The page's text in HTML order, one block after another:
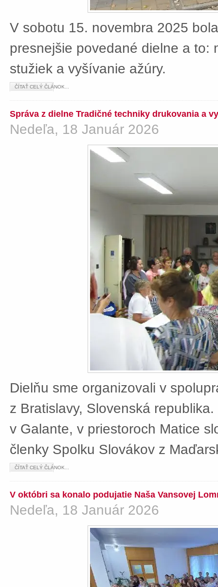
V sobotu 15. novembra 2025
presnejšie povedané dielne a to:
stužiek a vyšívanie ažúry.
ČÍTAŤ CELÝ ČLÁNOK...
Správa z dielne Tradičné techniky drukovania a
Nedeľa, 18 Január 2026
Dielňu sme organizovali v
z Bratislavy, Slovenská
v Galante, v priestoroch Matice
členky Spolku Slovákov z
ČÍTAŤ CELÝ ČLÁNOK...
V októbri sa konalo podujatie Naša Vansovej
Nedeľa, 18 Január 2026